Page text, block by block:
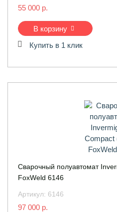
55 000 р.
В корзину
Купить в 1 клик
Сварочный полуавтомат
FoxWeld 6146
Артикул: 6146
97 000 р.